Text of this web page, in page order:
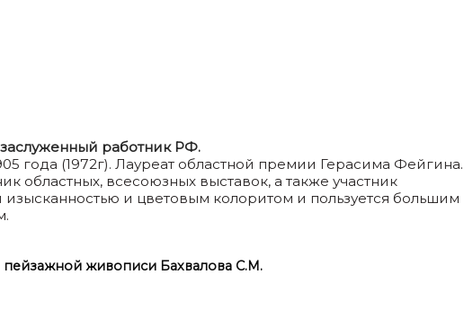
работник РФ.
года (1972г). Лауреат областной премии Герасима Фейгина.
областных, всесоюзных выставок, а также участник
и цветовым колоритом и пользуется большим
живописи Бахвалова С.М.